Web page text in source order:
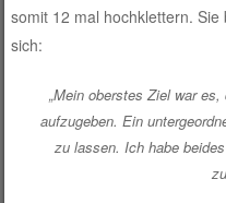
somit 12 mal hochklettern.
sich:
„Mein oberstes Ziel war
aufzugeben. Ein
zu lassen. Ich habe